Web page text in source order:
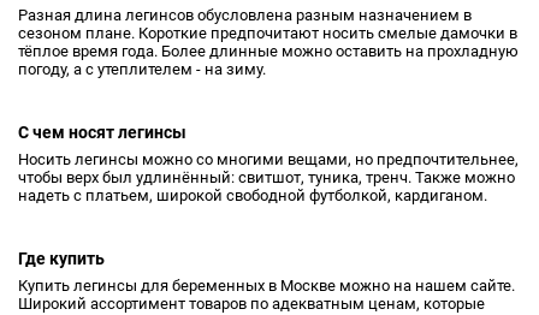
Разная длина легинсов обусловлена разным назначением в
сезоном плане. Короткие предпочитают носить смелые дамочки в
тёплое время года. Более длинные можно оставить на прохладную
погоду, а с утеплителем - на зиму.
С чем носят легинсы
Носить легинсы можно со многими вещами, но предпочтительнее,
чтобы верх был удлинённый: свитшот, туника, тренч. Также можно
надеть с платьем, широкой свободной футболкой, кардиганом.
Где купить
Купить легинсы для беременных в Москве можно на нашем сайте.
Широкий ассортимент товаров по адекватным ценам, которые